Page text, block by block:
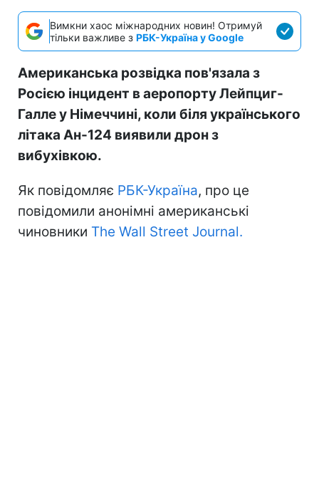
Вимкни хаос міжнародних новин! Отримуй
тільки важливе з РБК-Україна у Google
Американська розвідка пов'язала з
Росією інцидент в аеропорту Лейпциг-
Галле у Німеччині, коли біля українського
літака Ан-124 виявили дрон з
вибухівкою.
Як повідомляє РБК-Україна, про це
повідомили анонімні американські
чиновники The Wall Street Journal.